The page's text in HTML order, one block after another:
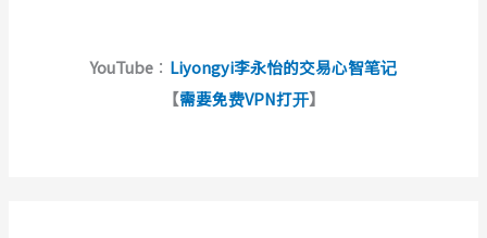
YouTube ： Liyongyi李永怡的交易心智笔记
【需要免费VPN打开】